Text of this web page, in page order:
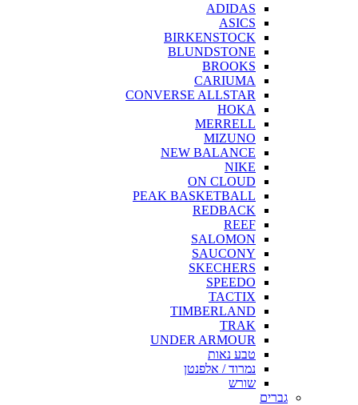
ADIDAS
ASICS
BIRKENSTOCK
BLUNDSTONE
BROOKS
CARIUMA
CONVERSE ALLSTAR
HOKA
MERRELL
MIZUNO
NEW BALANCE
NIKE
ON CLOUD
PEAK BASKETBALL
REDBACK
REEF
SALOMON
SAUCONY
SKECHERS
SPEEDO
TACTIX
TIMBERLAND
TRAK
UNDER ARMOUR
טבע נאות
נמרוד / אלפנטן
שורש
גברים